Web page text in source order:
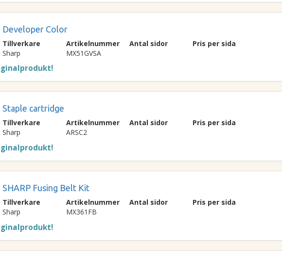
Developer Color
Tillverkare
Sharp
Artikelnummer
MX51GVSA
Antal sidor Pris per sida
Staple cartridge
Tillverkare
Sharp
Artikelnummer
ARSC2
Antal sidor Pris per sida
SHARP Fusing Belt Kit
Tillverkare
Sharp
Artikelnummer
MX361FB
Antal sidor Pris per sida